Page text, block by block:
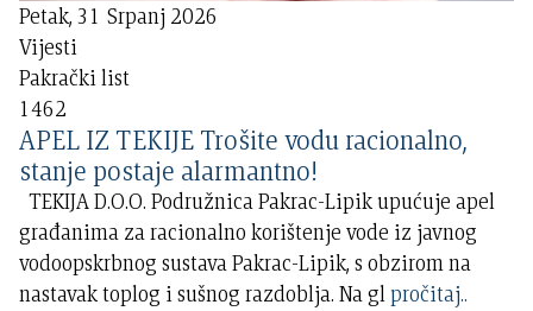
Petak, 31 Srpanj 2026
Vijesti
Pakrački list
1462
APEL IZ TEKIJE Trošite vodu racionalno,
stanje postaje alarmantno!
TEKIJA D.O.O. Podružnica Pakrac-Lipik upućuje apel
građanima za racionalno korištenje vode iz javnog
vodoopskrbnog sustava Pakrac-Lipik, s obzirom na
nastavak toplog i sušnog razdoblja. Na glpročitaj..